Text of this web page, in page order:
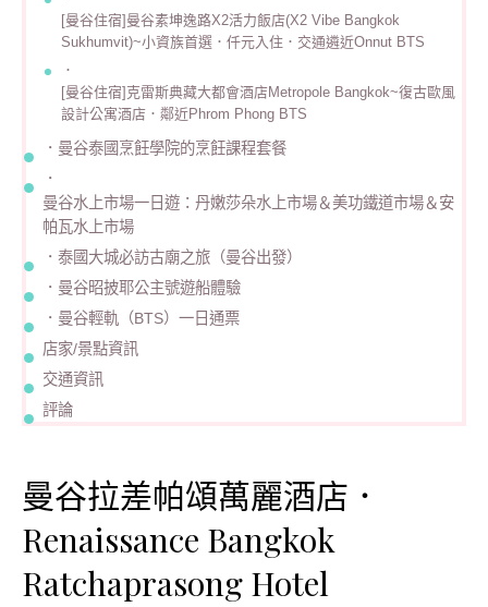
[曼谷住宿]曼谷素坤逸路X2活力飯店(X2 Vibe Bangkok
Sukhumvit)~小資族首選．仟元入住．交通遴近Onnut BTS
．
[曼谷住宿]克雷斯典藏大都會酒店Metropole Bangkok~復古歐風
設計公寓酒店．鄰近Phrom Phong BTS
． 曼谷泰國烹飪學院的烹飪課程套餐
．
曼谷水上市場一日遊：丹嫩莎朵水上市場＆美功鐵道市場＆安
帕瓦水上市場
．泰國大城必訪古廟之旅（曼谷出發）
． 曼谷昭披耶公主號遊船體驗
． 曼谷輕軌（BTS）一日通票
店家/景點資訊
交通資訊
評論
曼谷拉差帕頌萬麗酒店．
Renaissance Bangkok
Ratchaprasong Hotel